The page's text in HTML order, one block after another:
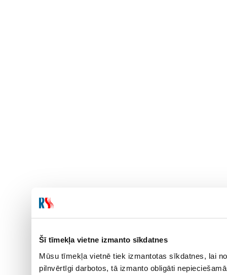
Šī tīmekļa vietne izmanto sīkdatnes
Mūsu tīmekļa vietnē tiek izmantotas sīkdatnes, lai
pilnvērtīgi darbotos, tā izmanto obligāti